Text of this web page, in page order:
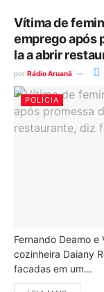
Vítima de
emprego após
la a abrir
por Rádio Aruanã
POLÍCIA
Fernando Deamo
cozinheira Daiany
facadas em um...